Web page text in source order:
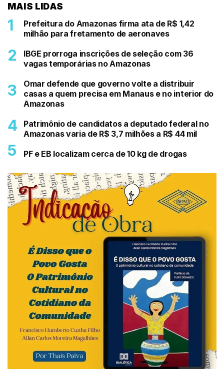
MAIS LIDAS
Prefeitura do Amazonas firma ata de R$ 1,42
milhão para fretamento de aeronaves
IBGE prorroga inscrições de seleção com 36
vagas temporárias no Amazonas
Omar defende que governo volte a distribuir
casas a quem precisa em Manaus e no interior do
Amazonas
Patrimônio de candidatos a deputado federal no
Amazonas varia de R$ 3,7 milhões a R$ 44 mil
PF e EB localizam cerca de 10 kg de drogas